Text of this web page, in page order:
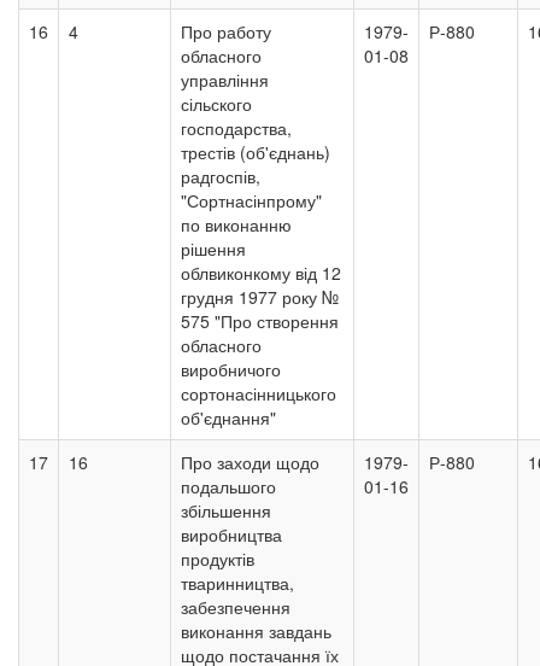
16 4
Про работу
обласного
управління
сільского
господарства,
трестів (об'єднань)
радгоспів,
"Сортнасінпрому"
по виконанню
рішення
облвиконкому від 12
грудня 1977 року №
575 "Про створення
обласного
виробничого
сортонасінницького
об'єднання"
1979-
01-08
Р-880
17 16
Про заходи щодо
подальшого
збільшення
виробництва
продуктів
тваринництва,
забезпечення
виконання завдань
щодо постачання їх
1979-
01-16
Р-880